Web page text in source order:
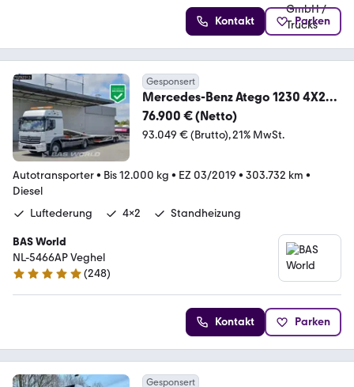
Kontakt Parken
Gesponsert
Mercedes-Benz Atego 1230 4X2
Kuvvetli car transporter 6 spots
76.900 € (Netto)
93.049 € (Brutto) 21% MwSt.
Autotransporter• Bis 12.000 kg • EZ 03/2019 • 303.732 km •
Diesel
Luftederung
4x2 Standheizung
BAS World
NL-5466AP Veghel
4.8 Sterne
(248)
Kontakt Parken
Gesponsert